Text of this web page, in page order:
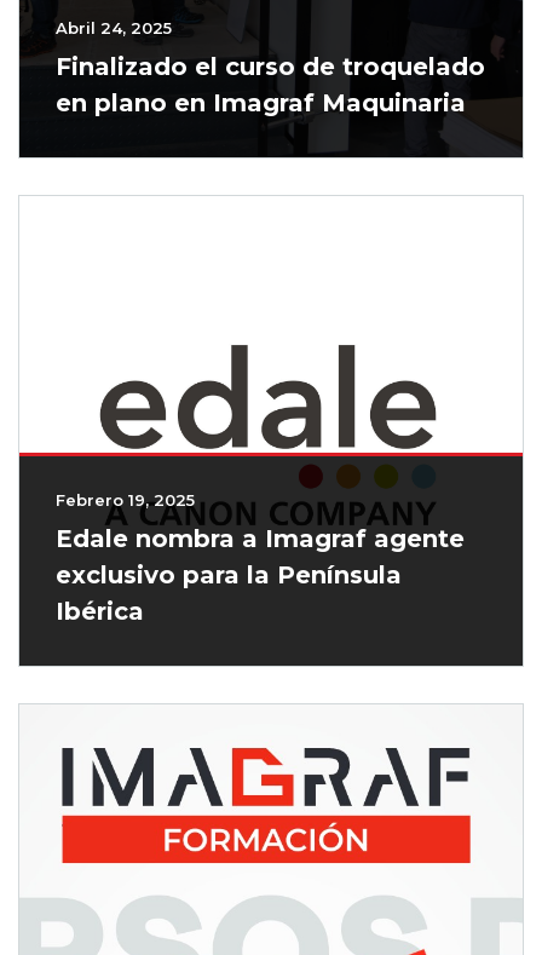
Abril 24, 2025
Finalizado el curso de troquelado
en plano en Imagraf Maquinaria
Febrero 19, 2025
Edale nombra a Imagraf agente
exclusivo para la Península
Ibérica